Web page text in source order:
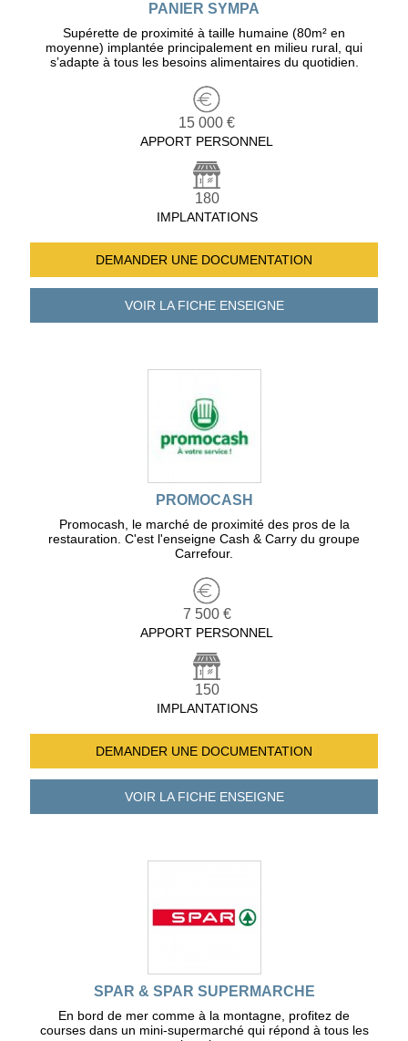
PANIER SYMPA
Supérette de proximité à taille humaine (80m² en
moyenne) implantée principalement en milieu rural, qui
s’adapte à tous les besoins alimentaires du quotidien.
15 000 €
APPORT PERSONNEL
180
IMPLANTATIONS
DEMANDER UNE DOCUMENTATION
VOIR LA FICHEENSEIGNE
PROMOCASH
Promocash, le marché de proximité des pros de la
restauration. C'est l'enseigne Cash & Carry du groupe
Carrefour.
7 500 €
APPORT PERSONNEL
150
IMPLANTATIONS
DEMANDER UNE DOCUMENTATION
VOIR LA FICHEENSEIGNE
SPAR & SPAR SUPERMARCHE
En bord de mer comme à la montagne, profitez de
courses dans un mini-supermarché qui répond à tous les